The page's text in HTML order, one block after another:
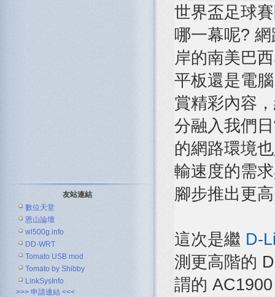
世界盃足球
哪一幕呢?
岸的南美巴
平板還是電
賞精彩內容
分融入我們
的網路環境
輸速度的需
腳步推出更
這次是繼 D-
測更高階的
謂的
友站連結
數位天堂
恩山論壇
wl500g.info
DD-WRT
Tomato USB mod
Tomato by Shibby
LinkSysInfo
>>> 申請連結 <<<